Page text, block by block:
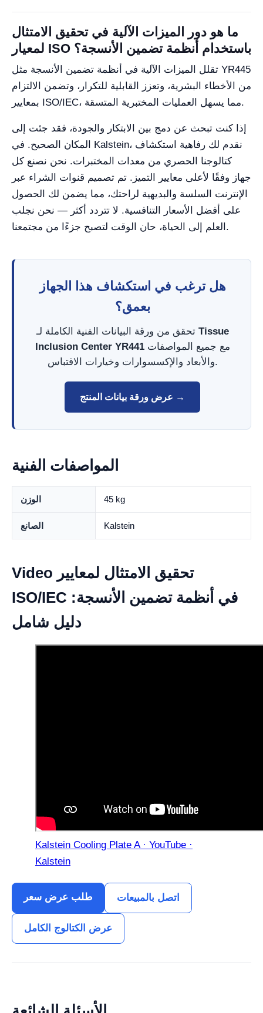
ما هو دور الميزات الآلية في تحقيق الامتثال
لمعيار ISO باستخدام أنظمة تضمين الأنسجة؟
تقلل الميزات الآلية في أنظمة تضمين الأنسجة مثل YR445
من الأخطاء البشرية، وتعزز القابلية للتكرار، وتضمن الالتزام
بمعايير ISO/IEC، مما يسهل العمليات المختبرية المتسقة.
إذا كنت تبحث عن دمج بين الابتكار والجودة، فقد جئت إلى
المكان الصحيح. في Kalstein، نقدم لك رفاهية استكشاف
كتالوجنا الحصري من معدات المختبرات. نحن نصنع كل
جهاز وفقًا لأعلى معايير التميز. تم تصميم قنوات الشراء عبر
الإنترنت السلسة والبديهية لراحتك، مما يضمن لك الحصول
على أفضل الأسعار التنافسية. لا تتردد أكثر — نحن نجلب
العلم إلى الحياة، حان الوقت لتصبح جزءًا من مجتمعنا.
هل ترغب في استكشاف هذا الجهاز
بعمق؟
تحقق من ورقة البيانات الفنية الكاملة لـ Tissue
Inclusion Center YR441مع جميع المواصفات
والأبعاد والإكسسوارات وخيارات الاقتباس.
عرض ورقة بيانات المنتج →
المواصفات الفنية
الوزن 45 kg
الصانع Kalstein
Video تحقيق الامتثال لمعايير
ISO/IEC في أنظمة تضمين الأنسجة:
دليل شامل
Kalstein Cooling Plate A · YouTube ·
Kalstein
طلب عرض سعر اتصل بالمبيعات
عرض الكتالوج الكامل